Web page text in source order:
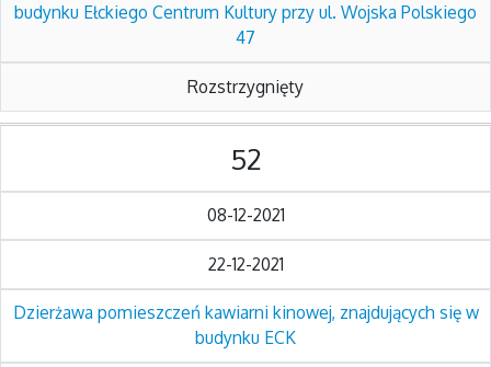
budynku Ełckiego Centrum Kultury przy ul. Wojska Polskiego
47
Rozstrzygnięty
52
08-12-2021
22-12-2021
Dzierżawa pomieszczeń kawiarni kinowej, znajdujących się w
budynku ECK